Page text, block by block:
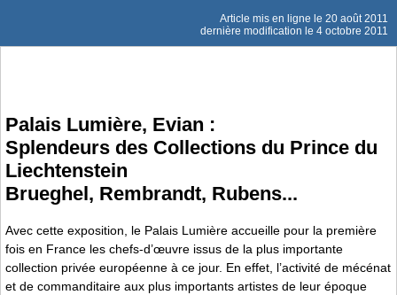
Article mis en ligne le 20 août 2011
dernière modification le 4 octobre 2011
Palais Lumière, Evian :
Splendeurs des Collections du Prince du
Liechtenstein
Brueghel, Rembrandt, Rubens...
Avec cette exposition, le Palais Lumière accueille pour la première
fois en France les chefs-d’œuvre issus de la plus importante
collection privée européenne à ce jour. En effet, l’activité de mécénat
et de commanditaire aux plus importants artistes de leur époque